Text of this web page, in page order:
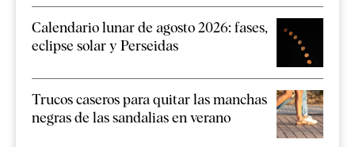
Calendario lunar de agosto 2026: fases,
eclipse solar y Perseidas
Trucos caseros para quitar las manchas
negras de las sandalias en verano